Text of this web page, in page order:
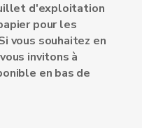
d'exploitation
pour les
vous souhaitez en
invitons à
en bas de